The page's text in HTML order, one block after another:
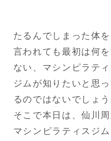
たるんでしまった体
言われても最初は何
ない、マシンピラテ
ジムが知りたいと思
るのではないでしょう
そこで本日は、仙川
マシンピラティスジ